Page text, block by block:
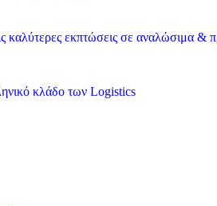
καλύτερες εκπτώσεις σε αναλώσιμα &
κλάδο των Logistics